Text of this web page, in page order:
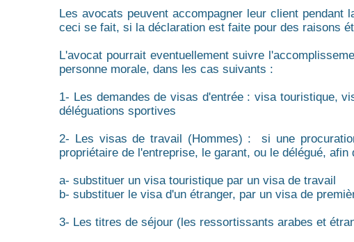
Les avocats peuvent accompagner leur client
ceci se fait, si la déclaration est faite pour des raisons
L'avocat pourrait eventuellement suivre
personne morale, dans les cas suivants :
1- Les demandes de visas d'entrée : visa touristique,
déléguations sportives
2- Les visas de travail (Hommes) : si une
propriétaire de l'entreprise, le garant, ou le délégué,
a- substituer un visa touristique par un visa de travail
b- substituer le visa d'un étranger, par un visa de
3- Les titres de séjour (les ressortissants arabes et